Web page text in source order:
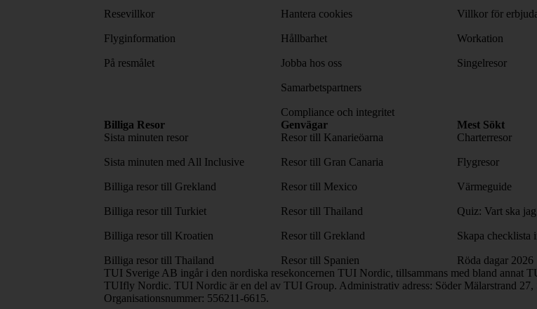
Resevillkor
Flyginformation
På resmålet
Hantera cookies
Hållbarhet
Jobba hos oss
Samarbetspartners
Compliance och integritet
Villkor för
Workation
Singelresor
Billiga Resor
Sista minuten resor
Sista minuten med All Inclusive
Billiga resor till Grekland
Billiga resor till Turkiet
Billiga resor till Kroatien
Billiga resor till Thailand
Genvägar
Resor till Kanarieöarna
Resor till Gran Canaria
Resor till Mexico
Resor till Thailand
Resor till Grekland
Resor till Spanien
Mest Sökt
Charterresor
Flygresor
Värmeguide
Quiz: Vart ska jag
Skapa checklista
Röda dagar 2026
TUI Sverige AB ingår i den nordiska resekoncernen TUI Nordic, tillsammans med bland
TUIfly Nordic. TUI Nordic är en del av TUI Group. Administrativ adress: Söder Mälarstrand
Organisationsnummer: 556211-6615.